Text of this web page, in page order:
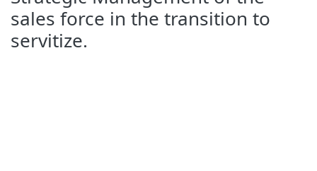
sales force in the transition to
servitize.